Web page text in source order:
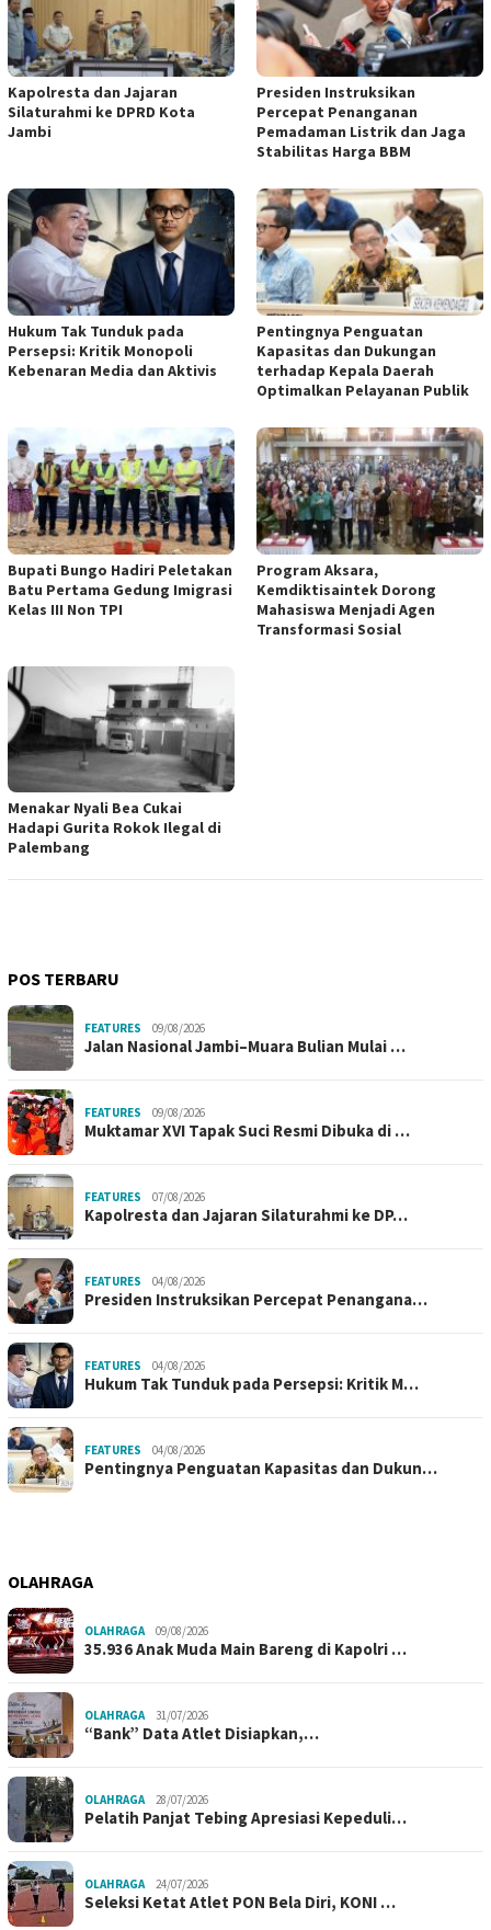
Kapolresta dan Jajaran
Silaturahmi ke DPRD Kota
Jambi
Presiden Instruksikan
Percepat Penanganan
Pemadaman Listrik dan Jaga
Stabilitas Harga BBM
Hukum Tak Tunduk pada
Persepsi: Kritik Monopoli
Kebenaran Media dan Aktivis
Pentingnya Penguatan
Kapasitas dan Dukungan
terhadap Kepala Daerah
Optimalkan Pelayanan Publik
Bupati Bungo Hadiri Peletakan
Batu Pertama Gedung Imigrasi
Kelas III Non TPI
Program Aksara,
Kemdiktisaintek Dorong
Mahasiswa Menjadi Agen
Transformasi Sosial
Menakar Nyali Bea Cukai
Hadapi Gurita Rokok Ilegal di
Palembang
POS TERBARU
FEATURES 09/08/2026
Jalan Nasional Jambi–Muara Bulian Mulai …
FEATURES 09/08/2026
Muktamar XVI Tapak Suci Resmi Dibuka di …
FEATURES 07/08/2026
Kapolresta dan Jajaran Silaturahmi ke DP…
FEATURES 04/08/2026
Presiden Instruksikan Percepat Penangana…
FEATURES 04/08/2026
Hukum Tak Tunduk pada Persepsi: Kritik M…
FEATURES 04/08/2026
Pentingnya Penguatan Kapasitas dan Dukun…
OLAHRAGA
OLAHRAGA 09/08/2026
35.936 Anak Muda Main Bareng di Kapolri …
OLAHRAGA 31/07/2026
“Bank” Data Atlet Disiapkan,…
OLAHRAGA 28/07/2026
Pelatih Panjat Tebing Apresiasi Kepeduli…
OLAHRAGA 24/07/2026
Seleksi Ketat Atlet PON Bela Diri, KONI …